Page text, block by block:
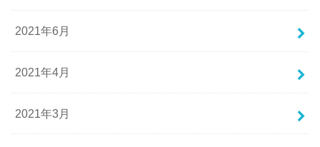
2021年6月
2021年4月
2021年3月